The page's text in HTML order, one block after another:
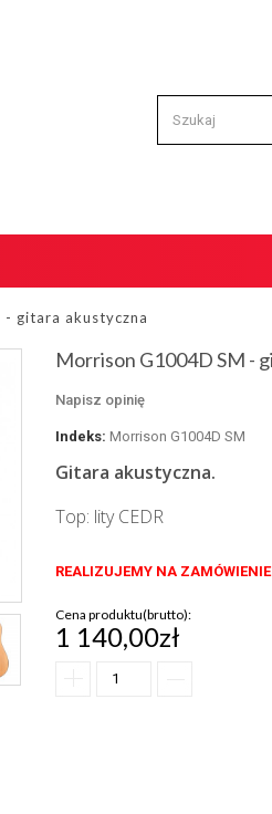
gitara akustyczna
Morrison G1004D SM -
Napisz opinię
Indeks: Morrison G1004D SM
Gitara akustyczna.
Top: lity CEDR
REALIZUJEMY NA
Cena produktu(brutto):
1 140,00zł